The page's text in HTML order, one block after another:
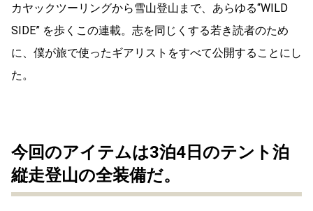
カヤックツーリングから雪山登山まで、あらゆる“WILD
SIDE” を歩くこの連載。志を同じくする若き読者のため
に、僕が旅で使ったギアリストをすべて公開することにし
た。
今回のアイテムは3泊4日のテント泊
縦走登山の全装備だ。